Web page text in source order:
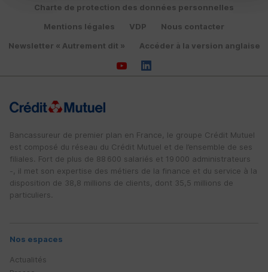
Charte de protection des données personnelles
Mentions légales
VDP
Nous contacter
Newsletter « Autrement dit »
Accéder à la version anglaise
Bancassureur de premier plan en France, le groupe Crédit Mutuel
est composé du réseau du Crédit Mutuel et de l’ensemble de ses
filiales. Fort de plus de 88 600 salariés et 19 000 administrateurs
-, il met son expertise des métiers de la finance et du service à la
disposition de 38,8 millions de clients, dont 35,5 millions de
particuliers.
Nos espaces
Actualités